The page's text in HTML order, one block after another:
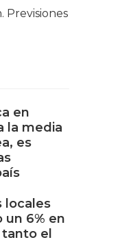
Previsiones
en
la media
es
locales
un 6% en
el